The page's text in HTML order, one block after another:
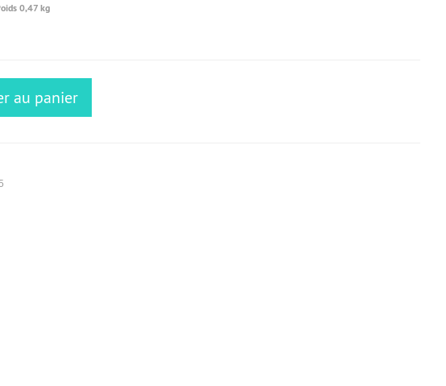
0,47 kg
au panier